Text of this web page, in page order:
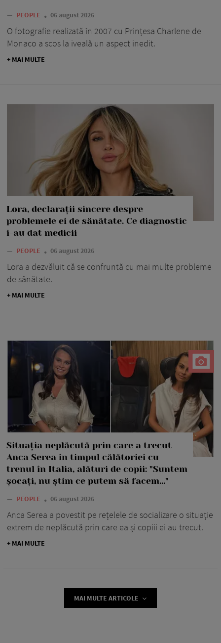
— PEOPLE 06 august 2026
O fotografie realizată în 2007 cu Prințesa Charlene de
Monaco a scos la iveală un aspect inedit.
+ MAI MULTE
Lora, declarații sincere despre
problemele ei de sănătate. Ce diagnostic
i-au dat medicii
— PEOPLE 06 august 2026
Lora a dezvăluit că se confruntă cu mai multe probleme
de sănătate.
+ MAI MULTE
Situația neplăcută prin care a trecut
Anca Serea în timpul călătoriei cu
trenul în Italia, alături de copii: "Suntem
șocați, nu știm ce putem să facem..."
— PEOPLE 06 august 2026
Anca Serea a povestit pe rețelele de socializare o situație
extrem de neplăcută prin care ea și copiii ei au trecut.
+ MAI MULTE
MAI MULTE ARTICOLE